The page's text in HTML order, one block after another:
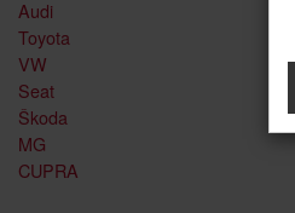
Audi
Toyota
VW
Seat
Škoda
MG
CUPRA